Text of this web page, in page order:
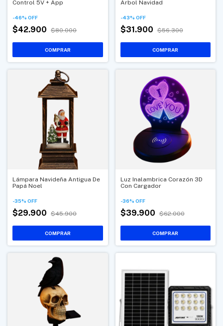
Control 5V + App
-46% OFF
$42.900 $80.000
Arbol Navidad
-43% OFF
$31.900 $56.300
Lámpara Navideña Antigua De
Papá Noel
-35% OFF
$29.900 $45.900
Luz Inalambrica Corazón 3D
Con Cargador
-36% OFF
$39.900 $62.000